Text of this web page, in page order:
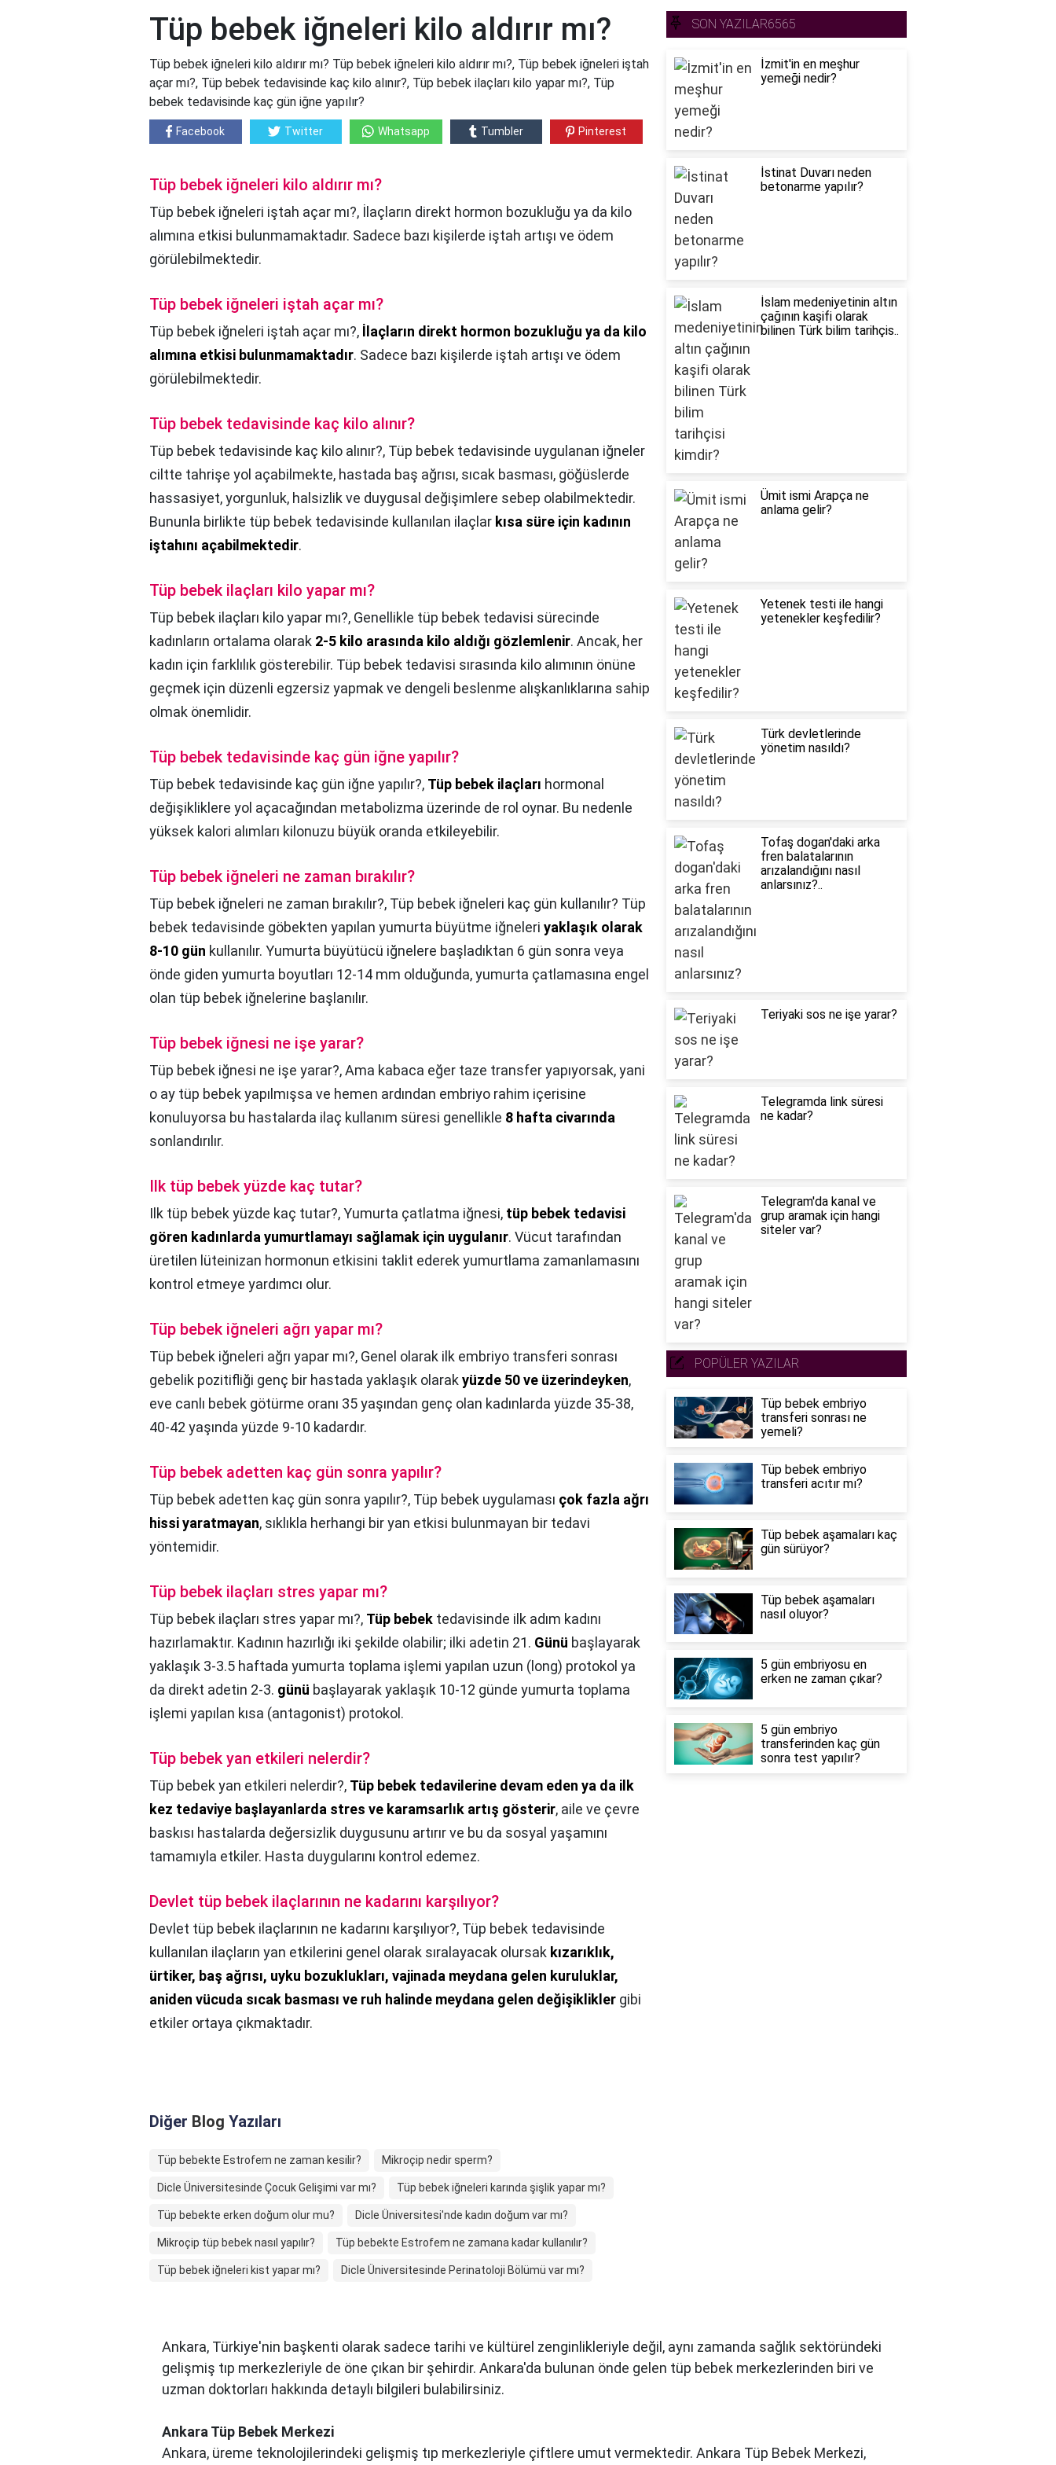
Tüp bebek iğneleri kilo aldırır mı?
Tüp bebek iğneleri kilo aldırır mı? Tüp bebek iğneleri kilo aldırır mı?, Tüp bebek iğneleri iştah
açar mı?, Tüp bebek tedavisinde kaç kilo alınır?, Tüp bebek ilaçları kilo yapar mı?, Tüp
bebek tedavisinde kaç gün iğne yapılır?
Facebook Twitter Whatsapp Tumbler Pinterest
Tüp bebek iğneleri kilo aldırır mı?
Tüp bebek iğneleri iştah açar mı?, İlaçların direkt hormon bozukluğu ya da kilo
alımına etkisi bulunmamaktadır. Sadece bazı kişilerde iştah artışı ve ödem
görülebilmektedir.
Tüp bebek iğneleri iştah açar mı?
Tüp bebek iğneleri iştah açar mı?, İlaçların direkt hormon bozukluğu ya da kilo
alımına etkisi bulunmamaktadır. Sadece bazı kişilerde iştah artışı ve ödem
görülebilmektedir.
Tüp bebek tedavisinde kaç kilo alınır?
Tüp bebek tedavisinde kaç kilo alınır?, Tüp bebek tedavisinde uygulanan iğneler
ciltte tahrişe yol açabilmekte, hastada baş ağrısı, sıcak basması, göğüslerde
hassasiyet, yorgunluk, halsizlik ve duygusal değişimlere sebep olabilmektedir.
Bununla birlikte tüp bebek tedavisinde kullanılan ilaçlar kısa süre için kadının
iştahını açabilmektedir.
Tüp bebek ilaçları kilo yapar mı?
Tüp bebek ilaçları kilo yapar mı?, Genellikle tüp bebek tedavisi sürecinde
kadınların ortalama olarak 2-5 kilo arasında kilo aldığı gözlemlenir. Ancak, her
kadın için farklılık gösterebilir. Tüp bebek tedavisi sırasında kilo alımının önüne
geçmek için düzenli egzersiz yapmak ve dengeli beslenme alışkanlıklarına sahip
olmak önemlidir.
Tüp bebek tedavisinde kaç gün iğne yapılır?
Tüp bebek tedavisinde kaç gün iğne yapılır?, Tüp bebek ilaçları hormonal
değişikliklere yol açacağından metabolizma üzerinde de rol oynar. Bu nedenle
yüksek kalori alımları kilonuzu büyük oranda etkileyebilir.
Tüp bebek iğneleri ne zaman bırakılır?
Tüp bebek iğneleri ne zaman bırakılır?, Tüp bebek iğneleri kaç gün kullanılır? Tüp
bebek tedavisinde göbekten yapılan yumurta büyütme iğneleri yaklaşık olarak
8-10 gün kullanılır. Yumurta büyütücü iğnelere başladıktan 6 gün sonra veya
önde giden yumurta boyutları 12-14 mm olduğunda, yumurta çatlamasına engel
olan tüp bebek iğnelerine başlanılır.
Tüp bebek iğnesi ne işe yarar?
Tüp bebek iğnesi ne işe yarar?,Ama kabaca eğer taze transfer yapıyorsak, yani
o ay tüp bebek yapılmışsa ve hemen ardından embriyo rahim içerisine
konuluyorsa bu hastalarda ilaç kullanım süresi genellikle 8 hafta civarında
sonlandırılır.
Ilk tüp bebek yüzde kaç tutar?
Ilk tüp bebek yüzde kaç tutar?,Yumurta çatlatma iğnesi, tüp bebek tedavisi
gören kadınlarda yumurtlamayı sağlamak için uygulanır. Vücut tarafından
üretilen lüteinizan hormonun etkisini taklit ederek yumurtlama zamanlamasını
kontrol etmeye yardımcı olur.
Tüp bebek iğneleri ağrı yapar mı?
Tüp bebek iğneleri ağrı yapar mı?, Genel olarak ilk embriyo transferi sonrası
gebelik pozitifliği genç bir hastada yaklaşık olarakyüzde 50 ve üzerindeyken,
eve canlı bebek götürme oranı 35 yaşından genç olan kadınlarda yüzde 35-38,
40-42 yaşında yüzde 9-10 kadardır.
Tüp bebek adetten kaç gün sonra yapılır?
Tüp bebek adetten kaç gün sonra yapılır?, Tüp bebek uygulaması çok fazla ağrı
hissi yaratmayan, sıklıkla herhangi bir yan etkisi bulunmayan bir tedavi
yöntemidir.
Tüp bebek ilaçları stres yapar mı?
Tüp bebek ilaçları stres yapar mı?, Tüp bebek tedavisinde ilk adım kadını
hazırlamaktır. Kadının hazırlığı iki şekilde olabilir; ilki adetin 21. Günü başlayarak
yaklaşık 3-3.5 haftada yumurta toplama işlemi yapılan uzun (long) protokol ya
da direkt adetin 2-3. günü başlayarak yaklaşık 10-12 günde yumurta toplama
işlemi yapılan kısa (antagonist) protokol.
Tüp bebek yan etkileri nelerdir?
Tüp bebek yan etkileri nelerdir?, Tüp bebek tedavilerine devam eden ya da ilk
kez tedaviye başlayanlarda stres ve karamsarlık artış gösterir, aile ve çevre
baskısı hastalarda değersizlik duygusunu artırır ve bu da sosyal yaşamını
tamamıyla etkiler. Hasta duygularını kontrol edemez.
Devlet tüp bebek ilaçlarının ne kadarını karşılıyor?
Devlet tüp bebek ilaçlarının ne kadarını karşılıyor?, Tüp bebek tedavisinde
kullanılan ilaçların yan etkilerini genel olarak sıralayacak olursak kızarıklık,
ürtiker, baş ağrısı, uyku bozuklukları, vajinada meydana gelen kuruluklar,
aniden vücuda sıcak basması ve ruh halinde meydana gelen değişiklikler gibi
etkiler ortaya çıkmaktadır.
Diğer Blog Yazıları
Tüp bebekte Estrofem ne zaman kesilir? Mikroçip nedir sperm?
Dicle Üniversitesinde Çocuk Gelişimi var mı? Tüp bebek iğneleri karında şişlik yapar mı?
Tüp bebekte erken doğum olur mu? Dicle Üniversitesi'nde kadın doğum var mı?
Mikroçip tüp bebek nasıl yapılır? Tüp bebekte Estrofem ne zamana kadar kullanılır?
Tüp bebek iğneleri kist yapar mı? Dicle Üniversitesinde Perinatoloji Bölümü var mı?
SON YAZILAR6565
İzmit'in en meşhur
yemeği nedir?
İstinat Duvarı neden
betonarme yapılır?
İslam medeniyetinin altın
çağının kaşifi olarak
bilinen Türk bilim tarihçis..
Ümit ismi Arapça ne
anlama gelir?
Yetenek testi ile hangi
yetenekler keşfedilir?
Türk devletlerinde
yönetim nasıldı?
Tofaş dogan'daki arka
fren balatalarının
arızalandığını nasıl
anlarsınız?..
Teriyaki sos ne işe yarar?
Telegramda link süresi
ne kadar?
Telegram'da kanal ve
grup aramak için hangi
siteler var?
POPÜLER YAZILAR
Tüp bebek embriyo
transferi sonrası ne
yemeli?
Tüp bebek embriyo
transferi acıtır mı?
Tüp bebek aşamaları kaç
gün sürüyor?
Tüp bebek aşamaları
nasıl oluyor?
5 gün embriyosu en
erken ne zaman çıkar?
5 gün embriyo
transferinden kaç gün
sonra test yapılır?
Ankara, Türkiye'nin başkenti olarak sadece tarihi ve kültürel zenginlikleriyle değil, aynı zamanda sağlık sektöründeki
gelişmiş tıp merkezleriyle de öne çıkan bir şehirdir. Ankara'da bulunan önde gelen tüp bebek merkezlerinden biri ve
uzman doktorları hakkında detaylı bilgileri bulabilirsiniz.
Ankara Tüp Bebek Merkezi
Ankara, üreme teknolojilerindeki gelişmiş tıp merkezleriyle çiftlere umut vermektedir. Ankara Tüp Bebek Merkezi,